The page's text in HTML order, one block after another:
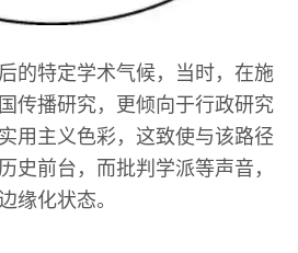
的特定学术气候，当时，在施
传播研究，更倾向于行政研究
用主义色彩，这致使与该路径
史前台，而批判学派等声音，
缘化状态。